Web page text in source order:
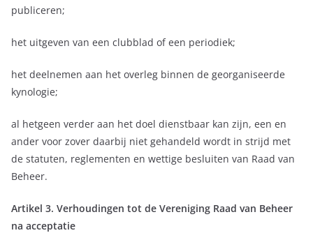
publiceren;
het uitgeven van een clubblad of een periodiek;
het deelnemen aan het overleg binnen de georganiseerde
kynologie;
al hetgeen verder aan het doel dienstbaar kan zijn, een en
ander voor zover daarbij niet gehandeld wordt in strijd met
de statuten, reglementen en wettige besluiten van Raad van
Beheer.
Artikel 3. Verhoudingen tot de Vereniging Raad van Beheer
na acceptatie